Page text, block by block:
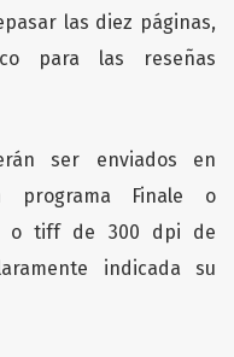
las diez páginas,
para las reseñas
ser enviados en
programa Finale o
o tiff de 300 dpi de
indicada su